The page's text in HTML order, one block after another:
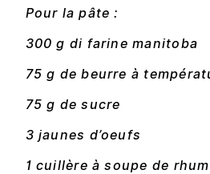
Pour la pâte :
300 g di farine manitoba
75 g de beurre à
75 g de sucre
3 jaunes d’oeufs
1 cuillère à soupe de rhum